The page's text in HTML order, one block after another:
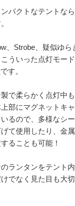
パクトなテントな
、Strobe、疑似ゆ
ういった点灯モー
す。
で柔らかく点灯中
部にマグネットキ
るので、多様なシ
て使用したり、金
ることも可能！
ランタンをテント
でなく見た目も大